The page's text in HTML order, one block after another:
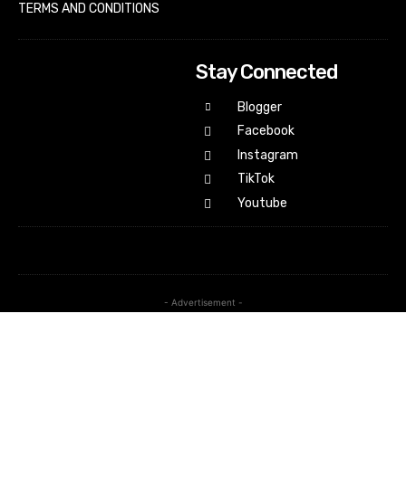
TERMS AND CONDITIONS
Stay Connected
Blogger
Facebook
Instagram
TikTok
Youtube
- Advertisement -